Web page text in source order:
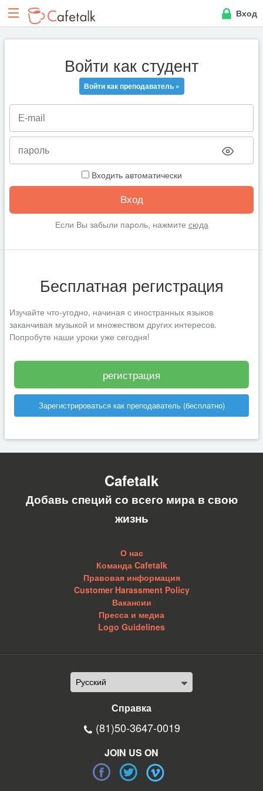
Вход
Войти как студент
Войти как преподаватель »
Входить автоматически
Если Вы забыли пароль, нажмите сюда
Бесплатная регистрация
Изучайте что-угодно, начиная с иностранных языков
заканчивая музыкой и множеством других интересов.
Попробуте наши уроки уже сегодня!
регистрация
Зарегистрироваться как преподаватель (бесплатно)
Cafetalk
Добавь специй со всего мира в свою
жизнь
О нас
Команда Cafetalk
Правовая информация
Customer Harassment Policy
Вакансии
Пресса и медиа
Logo Guidelines
Справка
(81)50-3647-0019
JOIN US ON